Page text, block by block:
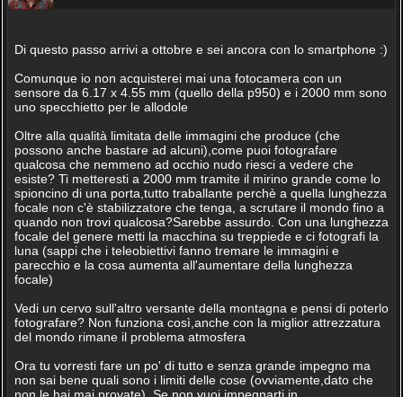
Di questo passo arrivi a ottobre e sei ancora con lo smartphone :)
Comunque io non acquisterei mai una fotocamera con un
sensore da 6.17 x 4.55 mm (quello della p950) e i 2000 mm sono
uno specchietto per le allodole
Oltre alla qualità limitata delle immagini che produce (che
possono anche bastare ad alcuni),come puoi fotografare
qualcosa che nemmeno ad occhio nudo riesci a vedere che
esiste? Ti metteresti a 2000 mm tramite il mirino grande come lo
spioncino di una porta,tutto traballante perchè a quella lunghezza
focale non c'è stabilizzatore che tenga, a scrutare il mondo fino a
quando non trovi qualcosa?Sarebbe assurdo. Con una lunghezza
focale del genere metti la macchina su treppiede e ci fotografi la
luna (sappi che i teleobiettivi fanno tremare le immagini e
parecchio e la cosa aumenta all'aumentare della lunghezza
focale)
Vedi un cervo sull'altro versante della montagna e pensi di poterlo
fotografare? Non funziona così,anche con la miglior attrezzatura
del mondo rimane il problema atmosfera
Ora tu vorresti fare un po' di tutto e senza grande impegno ma
non sai bene quali sono i limiti delle cose (ovviamente,dato che